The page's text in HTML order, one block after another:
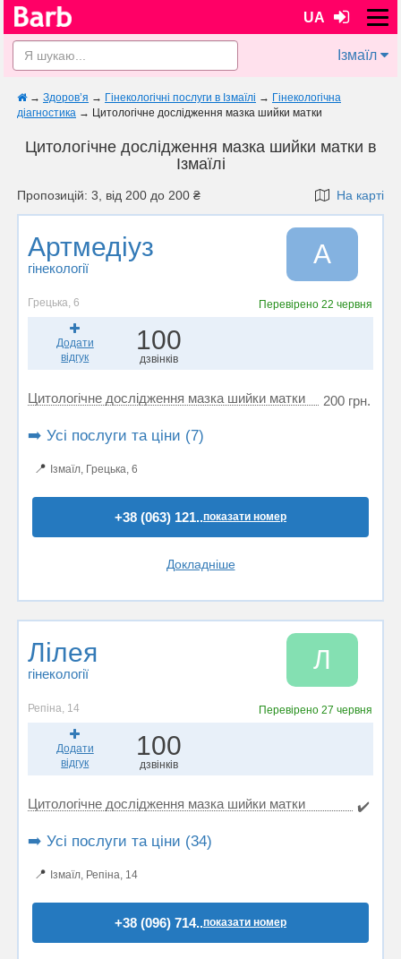
UA
Ізмаїл
→ Здоров’я → Гінекологічні послуги в Ізмаїлі → Гінекологічна
діагностика → Цитологічне дослідження мазка шийки матки
Цитологічне дослідження мазка шийки матки в
Ізмаїлі
Пропозицій: 3, від 200 до 200 ₴ На карті
Артмедіуз
гінекології А
Грецька, 6 Перевірено22 червня
Додати
відгук
100
дзвінків
Цитологічне дослідження мазка шийки матки 200 грн.
➡️ Усі послуги та ціни (7)
📍 Ізмаїл, Грецька, 6
+38 (063) 121..показати номер
Докладніше
Лілея
гінекології Л
Репіна, 14 Перевірено27 червня
Додати
відгук
100
дзвінків
Цитологічне дослідження мазка шийки матки ✔️
➡️ Усі послуги та ціни (34)
📍 Ізмаїл, Репіна, 14
+38 (096) 714..показати номер